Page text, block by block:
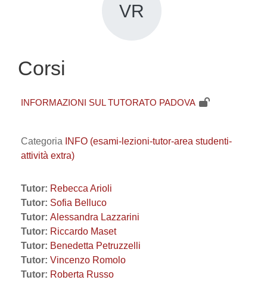
VR
Corsi
INFORMAZIONI SUL TUTORATO PADOVA
Categoria
INFO (esami-lezioni-tutor-area studenti-
attività extra)
Tutor: Rebecca Arioli
Tutor: Sofia Belluco
Tutor: Alessandra Lazzarini
Tutor: Riccardo Maset
Tutor: Benedetta Petruzzelli
Tutor: Vincenzo Romolo
Tutor: Roberta Russo